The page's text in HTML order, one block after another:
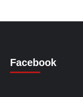
Facebook